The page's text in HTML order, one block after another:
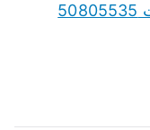
قطع غيار بايك BAIC الأصلية بالكويت 50805535